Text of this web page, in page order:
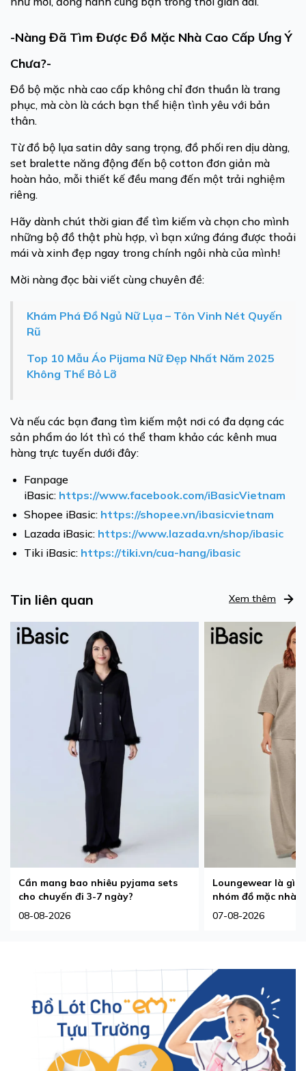
-Nàng Đã Tìm Được Đồ Mặc Nhà Cao Cấp Ưng Ý
Chưa?-
Đồ bộ mặc nhà cao cấp không chỉ đơn thuần là trang
phục, mà còn là cách bạn thể hiện tình yêu với bản
thân.
Từ đồ bộ lụa satin dây sang trọng, đồ phối ren dịu dàng,
set bralette năng động đến bộ cotton đơn giản mà
hoàn hảo, mỗi thiết kế đều mang đến một trải nghiệm
riêng.
Hãy dành chút thời gian để tìm kiếm và chọn cho mình
những bộ đồ thật phù hợp, vì bạn xứng đáng được thoải
mái và xinh đẹp ngay trong chính ngôi nhà của mình!
Mời nàng đọc bài viết cùng chuyên đề:
Khám Phá Đồ Ngủ Nữ Lụa – Tôn Vinh Nét Quyến
Rũ
Top 10 Mẫu Áo Pijama Nữ Đẹp Nhất Năm 2025
Không Thể Bỏ Lỡ
Và nếu các bạn đang tìm kiếm một nơi có đa dạng các
sản phẩm áo lót thì có thể tham khảo các kênh mua
hàng trực tuyến dưới đây:
Fanpage
iBasic: https://www.facebook.com/iBasicVietnam
Shopee iBasic: https://shopee.vn/ibasicvietnam
Lazada iBasic: https://www.lazada.vn/shop/ibasic
Tiki iBasic: https://tiki.vn/cua-hang/ibasic
Tin liên quan Xem thêm
Cần mang bao nhiêu pyjama sets
cho chuyến đi 3-7 ngày?
08-08-2026
Loungewear là gì?
nhóm đồ mặc nhà
07-08-2026